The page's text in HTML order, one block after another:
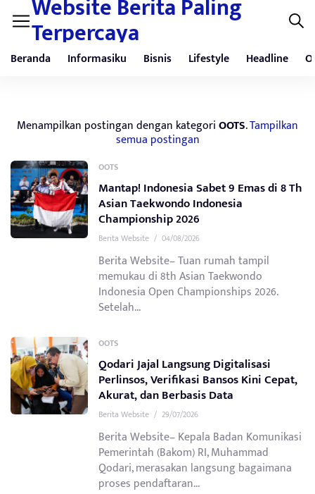
Website Berita Paling
Terpercaya
Beranda Informasiku Bisnis Lifestyle Headline
Menampilkan postingan dengan kategoriOOTS.Tampilkan
semua postingan
OOTS
Mantap! Indonesia Sabet 9 Emas di 8 Th
Asian Taekwondo Indonesia
Championship 2026
Berita Website / 04/08/2026
Berita Website– Tuan rumah tampil
memukau di 8th Asian Taekwondo
Indonesia Open Championships 2026.
Setelah...
OOTS
Qodari Jajal Langsung Digitalisasi
Perlinsos, Verifikasi Bansos Kini Cepat,
Akurat, dan Berbasis Data
Berita Website / 29/07/2026
Berita Website– Kepala Badan Komunikasi
Pemerintah (Bakom) RI, Muhammad
Qodari, merasakan langsung bagaimana
proses pendaftaran...